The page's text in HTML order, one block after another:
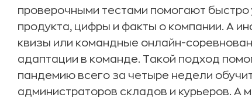
проверочными тестами помогают быстро
продукта, цифры и факты о компании. А
квизы или командные онлайн-
адаптации в команде. Такой подход
пандемию всего за четыре недели
администраторов складов и курьеров.